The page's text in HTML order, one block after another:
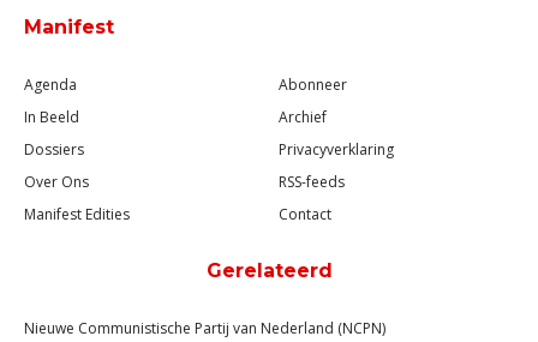
Manifest
Agenda
In Beeld
Dossiers
Over Ons
Manifest Edities
Abonneer
Archief
Privacyverklaring
RSS-feeds
Contact
Gerelateerd
Nieuwe Communistische Partij van Nederland (NCPN)